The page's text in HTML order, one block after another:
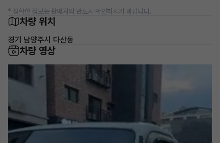
* 정확한 정보는 판매자와 반드시 확인하시기 바랍니다.
차량 위치
경기 남양주시 다산동
차량 영상